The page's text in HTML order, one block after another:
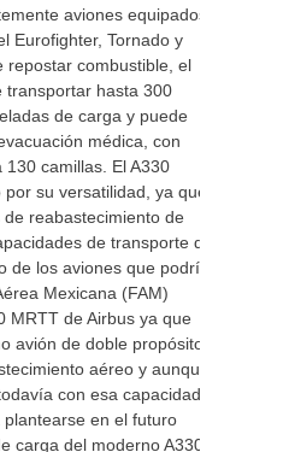
aviones equipados
Eurofighter, Tornado y
repostar combustible, el
transportar hasta 300
de carga y puede
médica, con
camillas. El A330
su versatilidad, ya que
reabastecimiento de
de transporte de
de los aviones que podría
Mexicana (FAM)
MRTT de Airbus ya que
avión de doble propósito:
aéreo y aunque
con esa capacidad
en el futuro
carga del moderno A330